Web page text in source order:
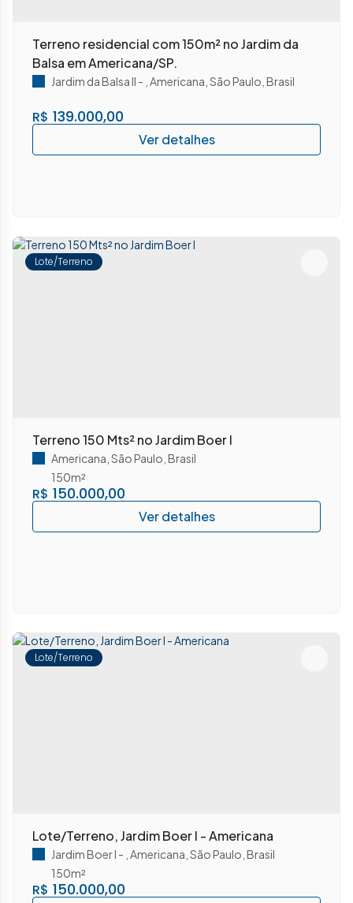
Terreno residencial com 150m² no Jardim da
Balsa em Americana/SP.
R$ 139.000,00
Jardim da Balsa II Americana São Paulo Brasil
Lote/Terreno
Terreno 150 Mts² no Jardim Boer I
R$ 150.000,00
Americana São Paulo Brasil
150m²
Lote/Terreno
Lote/Terreno, Jardim Boer I - Americana
R$ 150.000,00
Jardim Boer I Americana São Paulo Brasil
150m²